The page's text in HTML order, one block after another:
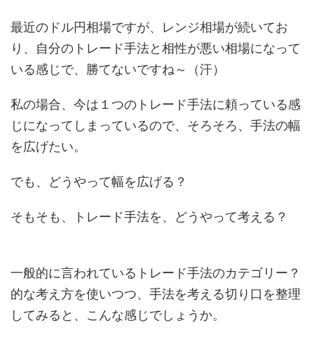
最近のドル円相場ですが、レンジ相場が続いてお
り、自分のトレード手法と相性が悪い相場になって
いる感じで、勝てないですね～（汗）
私の場合、今は１つのトレード手法に頼っている感
じになってしまっているので、そろそろ、手法の幅
を広げたい。
でも、どうやって幅を広げる？
そもそも、トレード手法を、どうやって考える？
一般的に言われているトレード手法のカテゴリー？
的な考え方を使いつつ、手法を考える切り口を整理
してみると、こんな感じでしょうか。